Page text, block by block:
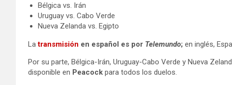
Bélgica vs. Irán
Uruguay vs. Cabo Verde
Nueva Zelanda vs. Egipto
Latransmisión en español es por Telemundo; en inglés,
Por su parte, Bélgica-Irán, Uruguay-Cabo Verde y Nueva
disponible en Peacock para todos los duelos.